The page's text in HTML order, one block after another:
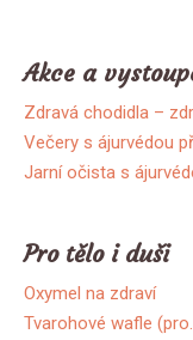
Akce a
Zdravá chodidla –
Večery s ájurvédou
Jarní očista s
Pro tělo i duši
Oxymel na zdraví
Tvarohové wafle